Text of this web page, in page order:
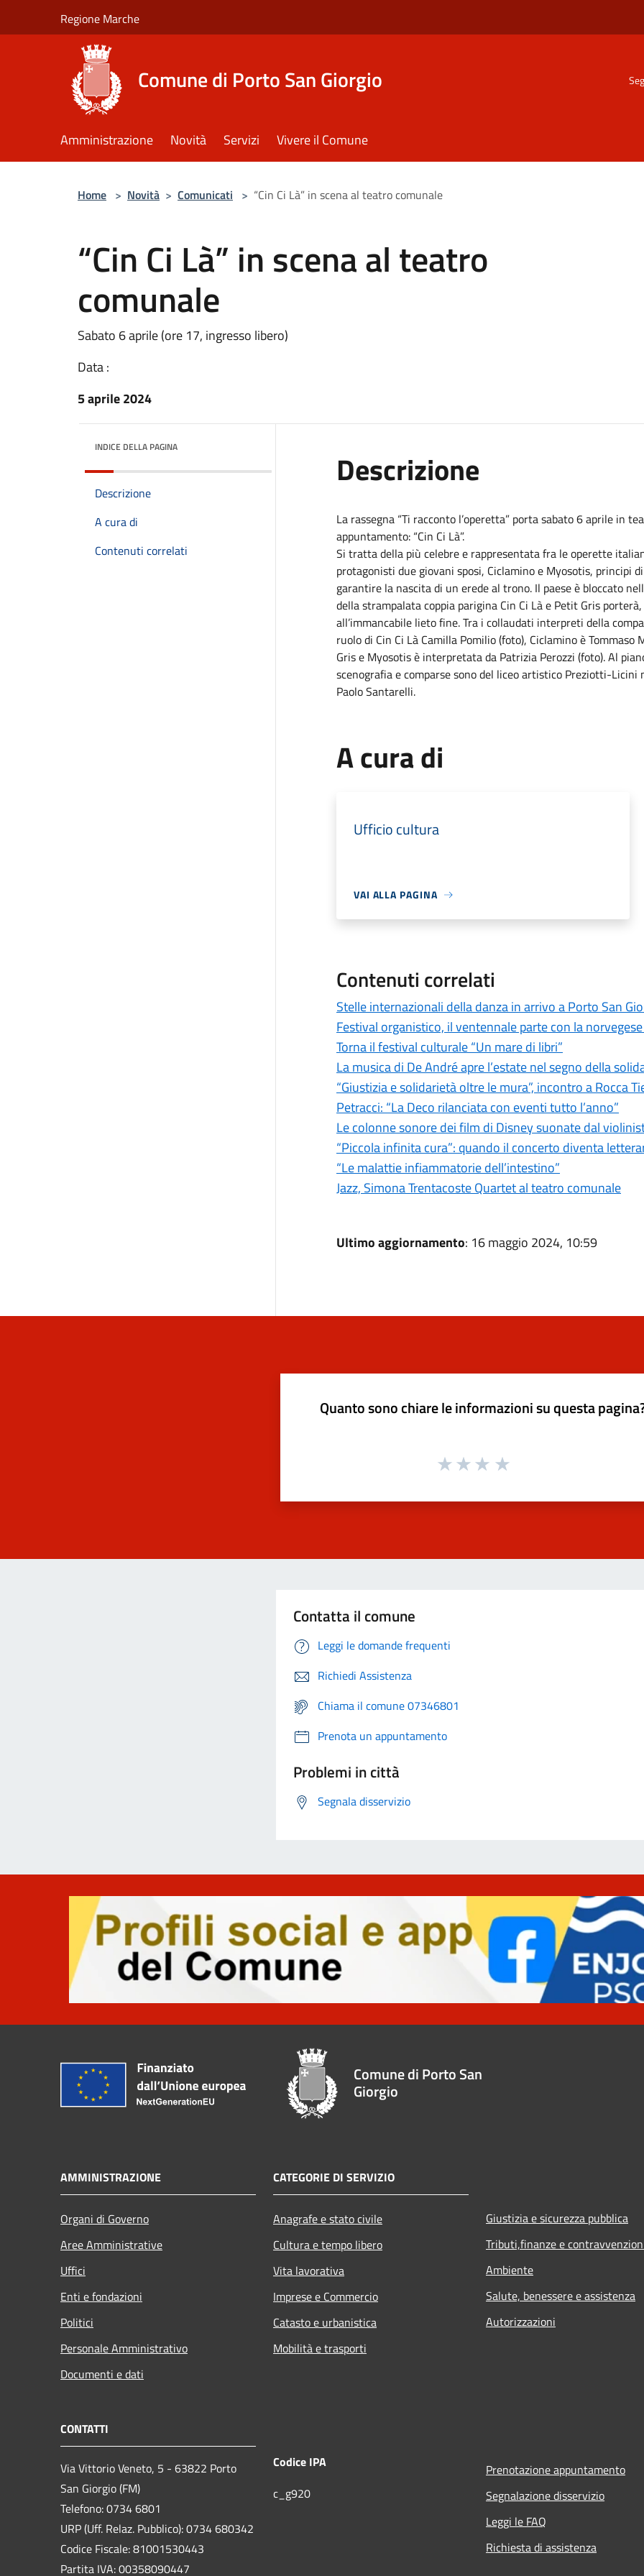
Regione Marche
Comune di Porto San Giorgio
Amministrazione Novità Servizi Vivere il Comune
Home > Novità > Comunicati > “Cin Ci Là” in scena al teatro comunale
“Cin Ci Là” in scena al teatro
comunale
Sabato 6 aprile (ore 17, ingresso libero)
Data :
5 aprile 2024
INDICE DELLA PAGINA
Descrizione
A cura di
Contenuti correlati
Descrizione
La rassegna “Ti racconto l’operetta” porta sabato 6 aprile in
appuntamento: “Cin Ci Là”.
Si tratta della più celebre e rappresentata fra le operette
protagonisti due giovani sposi, Ciclamino e Myosotis, principi
garantire la nascita di un erede al trono. Il paese è bloccato
della strampalata coppia parigina Cin Ci Là e Petit Gris
all’immancabile lieto fine. Tra i collaudati interpreti della
ruolo di Cin Ci Là Camilla Pomilio (foto), Ciclamino è
Gris e Myosotis è interpretata da Patrizia Perozzi (foto). Al
scenografia e comparse sono del liceo artistico Preziotti-
Paolo Santarelli.
A cura di
Ufficio cultura
VAI ALLA PAGINA
Contenuti correlati
Stelle internazionali della danza in arrivo a Porto San
Festival organistico, il ventennale parte con la
Torna il festival culturale “Un mare di libri”
La musica di De André apre l’estate nel segno della
“Giustizia e solidarietà oltre le mura”, incontro a Rocca
Petracci: “La Deco rilanciata con eventi tutto l’anno”
Le colonne sonore dei film di Disney suonate dal
“Piccola infinita cura”: quando il concerto diventa
“Le malattie infiammatorie dell’intestino”
Jazz, Simona Trentacoste Quartet al teatro comunale
Ultimo aggiornamento: 16 maggio 2024, 10:59
Quanto sono chiare le informazioni su questa
Contatta il comune
Leggi le domande frequenti
Richiedi Assistenza
Chiama il comune 07346801
Prenota un appuntamento
Problemi in città
Segnala disservizio
Comune di Porto San
Giorgio
AMMINISTRAZIONE
Organi di Governo
Aree Amministrative
Uffici
Enti e fondazioni
Politici
Personale Amministrativo
Documenti e dati
CATEGORIE DI SERVIZIO
Anagrafe e stato civile
Cultura e tempo libero
Vita lavorativa
Imprese e Commercio
Catasto e urbanistica
Mobilità e trasporti
Giustizia e sicurezza pubblica
Tributi,finanze e
Ambiente
Salute, benessere e assistenza
Autorizzazioni
CONTATTI
Via Vittorio Veneto, 5 - 63822 Porto
San Giorgio (FM)
Telefono: 0734 6801
URP (Uff. Relaz. Pubblico): 0734 680342
Codice Fiscale: 81001530443
Partita IVA: 00358090447
Codice IPA
c_g920
Prenotazione appuntamento
Segnalazione disservizio
Leggi le FAQ
Richiesta di assistenza